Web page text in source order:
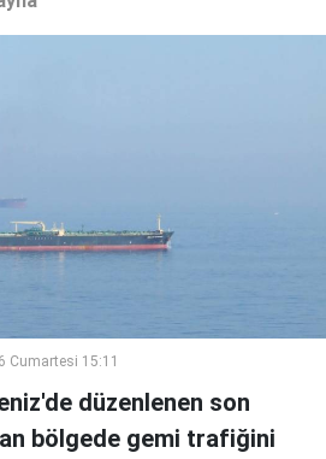
Cumartesi 15:11
düzenlenen son
bölgede gemi trafiğini